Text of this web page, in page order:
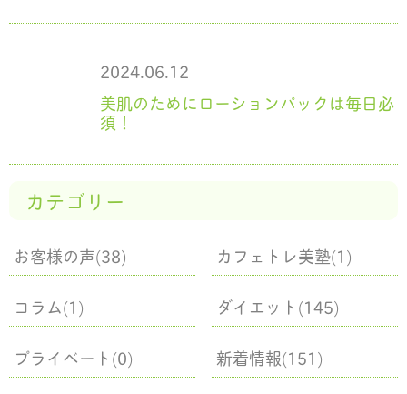
2024.06.12
美肌のためにローションパックは毎日必
須！
カテゴリー
お客様の声(38)
カフェトレ美塾(1)
コラム(1)
ダイエット(145)
プライベート(0)
新着情報(151)